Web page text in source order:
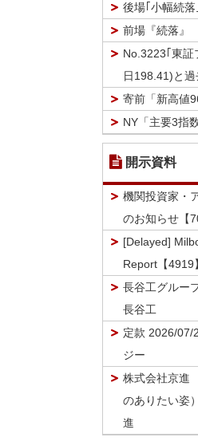
後場｢小幅続落
前場『続落』
No.3223｢東
日198.41)と過
寄前「新高値
NY「主要3指
開示資料
機関投資家・
のお知らせ【
[Delayed]
Report【4919
長谷工グルー
長谷工
定款 2026/07/
ジー
株式会社京進
のありたい姿
進